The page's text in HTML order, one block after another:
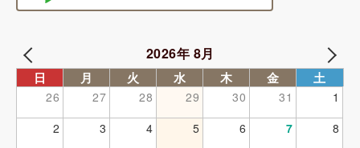
2026年 8月
日 月 火 水 木 金 土
26 27 28 29 30 31
1
2
3 4 5 6 7
8